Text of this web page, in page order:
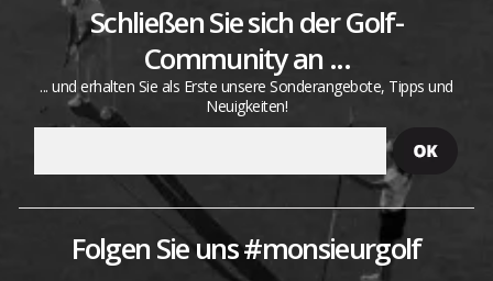
Schließen Sie sich der Golf-
Community an ...
... und erhalten Sie als Erste unsere Sonderangebote, Tipps und
Neuigkeiten!
Folgen Sie uns #monsieurgolf